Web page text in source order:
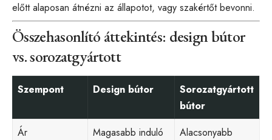
előtt alaposan átnézni az állapotot, vagy szakértőt bevonni.
Összehasonlító áttekintés: design bútor
vs. sorozatgyártott
Szempont Design bútor
Sorozatgyártott
bútor
Ár
Magasabb induló Alacsonyabb